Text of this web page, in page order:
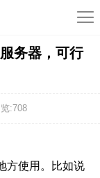
务器，可行
:708
方使用。比如说